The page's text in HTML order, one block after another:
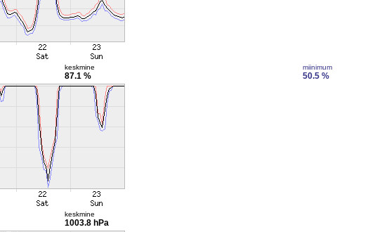
keskmine
87.1 %
miinimum
50.5 %
keskmine
1003.8 hPa